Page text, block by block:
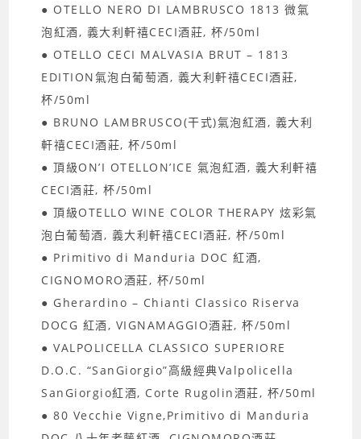
● OTELLO NERO DI LAMBRUSCO 1813 微氣
泡紅酒, 義大利軒禧CECI酒莊, 杯/50ml
● OTELLO CECI MALVASIA BRUT – 1813
EDITION氣泡白葡萄酒, 義大利軒禧CECI酒莊,
杯/50ml
● BRUNO LAMBRUSCO(干式)氣泡紅酒, 義大利
軒禧CECI酒莊, 杯/50ml
● 頂級ON’I OTELLON’ICE 氣泡紅酒, 義大利軒禧
CECI酒莊, 杯/50ml
● 頂級OTELLO WINE COLOR THERAPY 炫彩氣
泡白葡萄酒, 義大利軒禧CECI酒莊, 杯/50ml
● Primitivo di Manduria DOC 紅酒,
CIGNOMORO酒莊, 杯/50ml
● Gherardino – Chianti Classico Riserva
DOCG 紅酒, VIGNAMAGGIO酒莊, 杯/50ml
● VALPOLICELLA CLASSICO SUPERIORE
D.O.C. “SanGiorgio”高級經典Valpolicella
SanGiorgio紅酒, Corte Rugolin酒莊, 杯/50ml
● 80 Vecchie Vigne,Primitivo di Manduria